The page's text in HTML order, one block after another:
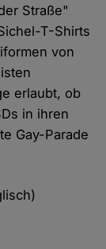
Straße"
T-Shirts
von
erlaubt, ob
in ihren
Gay-Parade